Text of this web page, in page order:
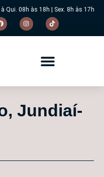
à Qui. 08h às 18h | Sex. 8h às 17h
Jundiaí-